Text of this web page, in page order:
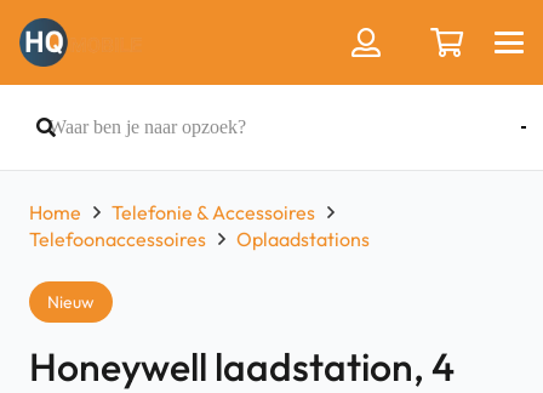
Home
Telefonie & Accessoires
Telefoonaccessoires
Oplaadstations
Nieuw
Honeywell laadstation, 4